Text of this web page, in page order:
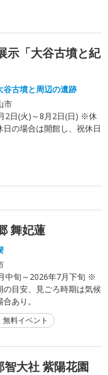
示「大谷古墳と紀
谷古墳と周辺の遺跡
市
2日(火)～8月2日(日) ※休
の場合は開館し、祝休日
舞妃蓮
中旬～2026年7月下旬 ※
の目安、見ごろ時期は気候
あり。
無料イベント
智大社 紫陽花園